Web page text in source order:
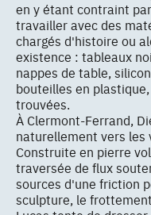
en y étant contraint
travailler avec des
chargés d'histoire ou
existence : tableaux
nappes de table,
bouteilles en
trouvées.
À Clermont-Ferrand,
naturellement vers les
Construite en pierre
traversée de flux
sources d'une friction
sculpture, le